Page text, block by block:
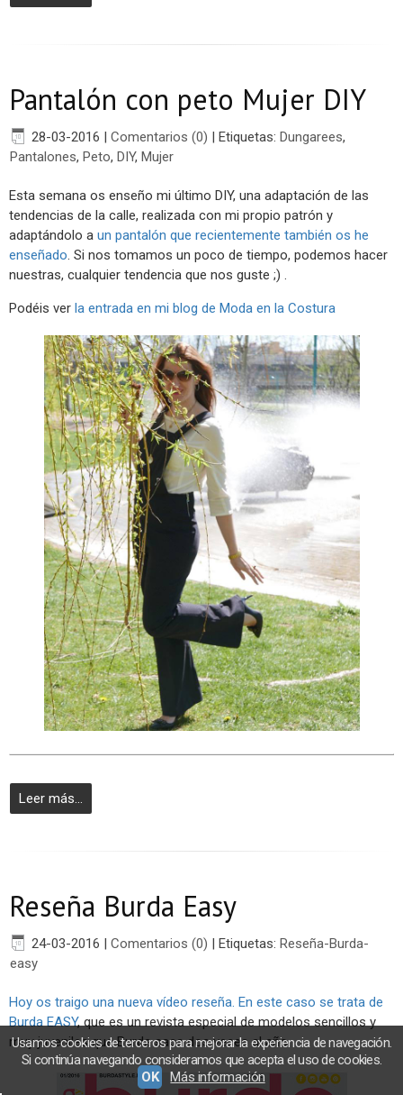
Pantalón con peto Mujer DIY
28-03-2016 | Comentarios (0) | Etiquetas: Dungarees,
Pantalones, Peto, DIY, Mujer
Esta semana os enseño mi último DIY, una adaptación de las
tendencias de la calle, realizada con mi propio patrón y
adaptándolo a un pantalón que recientemente también os he
enseñado. Si nos tomamos un poco de tiempo, podemos hacer
nuestras, cualquier tendencia que nos guste ;) .
Podéis ver la entrada en mi blog de Moda en la Costura
Leer más...
Reseña Burda Easy
24-03-2016 | Comentarios (0) | Etiquetas: Reseña-Burda-
easy
Hoy os traigo una nueva vídeo reseña. En este caso se trata de
Burda EASY, que es un revista especial de modelos sencillos y
muy juveniles que Burda saca dos veces al año.
Usamos cookies de terceros para mejorar la experiencia de navegación.
Si continúa navegando consideramos que acepta el uso de cookies.
OK
Más información